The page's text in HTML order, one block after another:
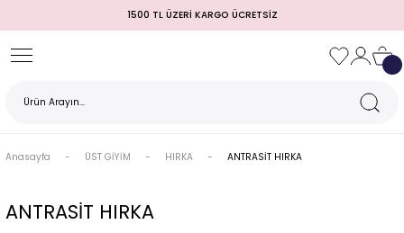
1500 TL ÜZERİ KARGO ÜCRETSİZ
Geri Dön
Geri Dön
Geri Dön
Geri Dön
Geri Dön
Geri Dön
Geri Dön
Anasayfa ÜST GİYİM HIRKA ANTRASİT HIRKA
ANTRASİT HIRKA